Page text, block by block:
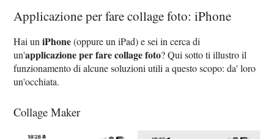
Applicazione per fare collage foto: iPhone
Hai uniPhone(oppure un iPad) e sei in cerca di
un'applicazione per fare collage foto? Qui sotto ti illustro il
funzionamento di alcune soluzioni utili a questo scopo: da' loro
un'occhiata.
Collage Maker